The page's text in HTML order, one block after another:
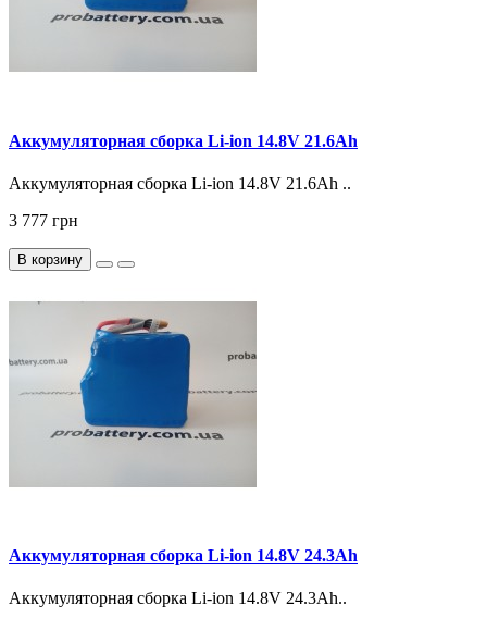
Аккумуляторная сборка Li-ion 14.8V 21.6Ah
Аккумуляторная сборка Li-ion 14.8V 21.6Ah ..
3 777 грн
В корзину
Аккумуляторная сборка Li-ion 14.8V 24.3Ah
Аккумуляторная сборка Li-ion 14.8V 24.3Ah..